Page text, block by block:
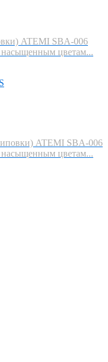
ATEMI SBA-006
цветам...
ATEMI SBA-006
цветам...